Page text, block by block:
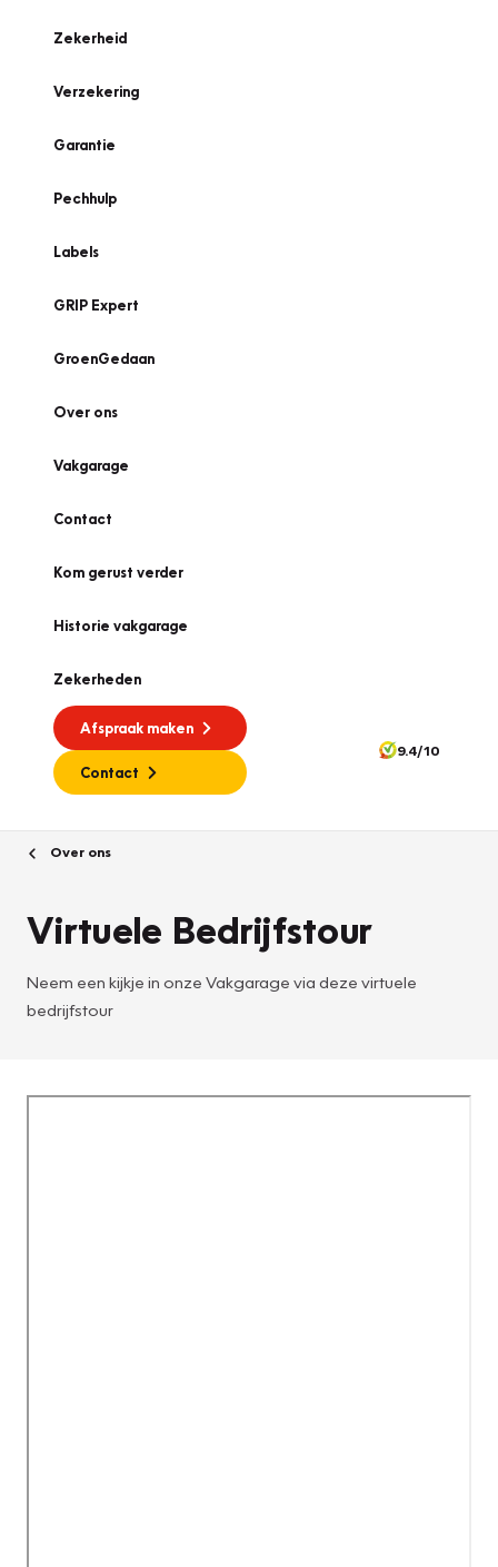
Zekerheid
Verzekering
Garantie
Pechhulp
Labels
GRIP Expert
GroenGedaan
Over ons
Vakgarage
Contact
Kom gerust verder
Historie vakgarage
Zekerheden
Afspraak maken
Contact
9.4/10
Over ons
Virtuele Bedrijfstour
Neem een kijkje in onze Vakgarage via deze virtuele
bedrijfstour